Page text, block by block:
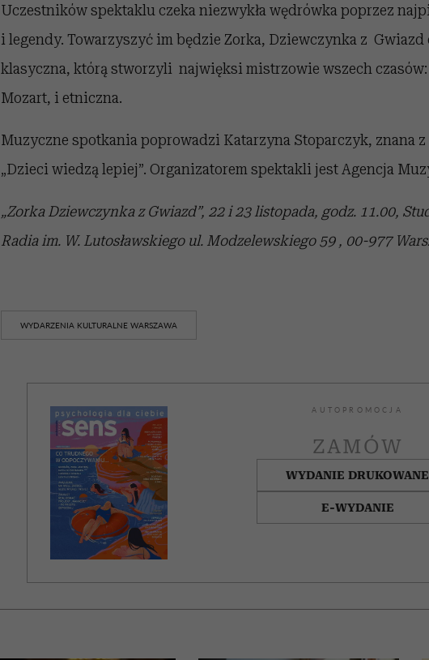
Uczestników spektaklu czeka niezwykła wędrówka poprzez
i legendy. Towarzyszyć im będzie Zorka, Dziewczynka z
klasyczna, którą stworzyli najwięksi mistrzowie wszech czasów:
Mozart, i etniczna.
Muzyczne spotkania poprowadzi Katarzyna Stoparczyk, znana
„Dzieci wiedzą lepiej”. Organizatorem spektakli jest Agencja
„Zorka Dziewczynka z Gwiazd”, 22 i 23 listopada, godz. 11.00,
Radia im. W. Lutosławskiego ul. Modzelewskiego 59 , 00-977
WYDARZENIA KULTURALNE WARSZAWA
AUTOPROMOCJA
ZAMÓW
WYDANIE DRUKOWANE
E-WYDANIE